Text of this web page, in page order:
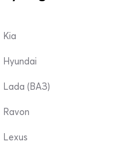
Kia
Hyundai
Lada (ВАЗ)
Ravon
Lexus